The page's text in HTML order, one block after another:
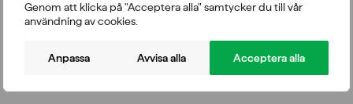
Genom att klicka på "Acceptera alla" samtycker du till vår
användning av cookies.
Anpassa Avvisa alla Acceptera alla
SÅ HÄR ANVÄNDER DU ICE POWER KYLANDE GEL:
muskelömheten lindrats. Låt gelen sugas upp i huden,